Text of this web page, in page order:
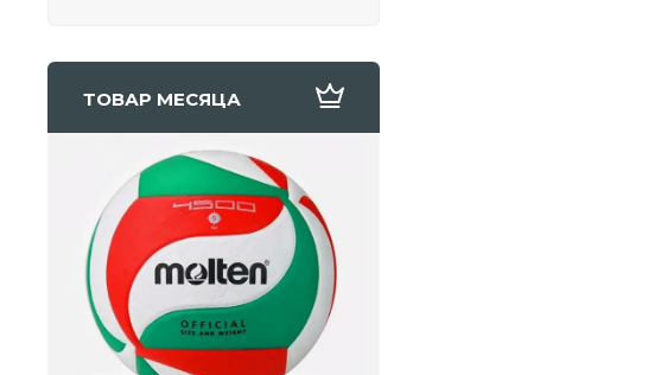
ТОВАР МЕСЯЦА